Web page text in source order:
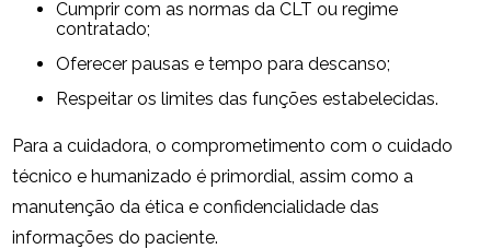
Cumprir com as normas da CLT ou regime
contratado;
Oferecer pausas e tempo para descanso;
Respeitar os limites das funções estabelecidas.
Para a cuidadora, o comprometimento com o cuidado
técnico e humanizado é primordial, assim como a
manutenção da ética e confidencialidade das
informações do paciente.